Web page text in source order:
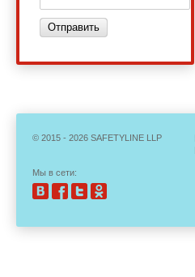
Отправить
© 2015 - 2026 SAFETYLINE LLP
Мы в сети: